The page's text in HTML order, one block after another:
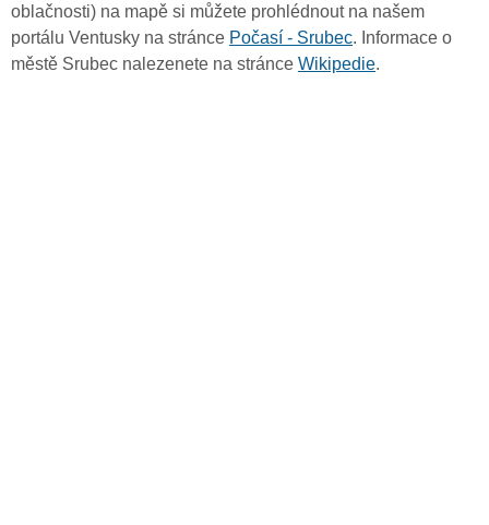
oblačnosti) na mapě si můžete prohlédnout na našem
portálu Ventusky na stránce Počasí - Srubec. Informace o
městě Srubec nalezenete na stránce Wikipedie.